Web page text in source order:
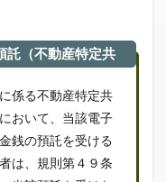
係る不動産特定共
おいて、当該電子
銭の預託を受ける
は、規則第４９条